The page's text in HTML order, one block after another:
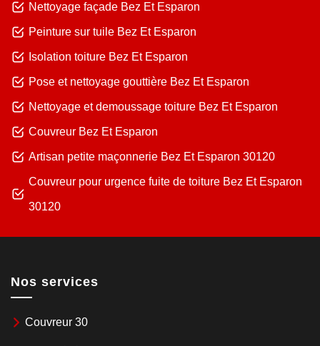
Nettoyage façade Bez Et Esparon
Peinture sur tuile Bez Et Esparon
Isolation toiture Bez Et Esparon
Pose et nettoyage gouttière Bez Et Esparon
Nettoyage et demoussage toiture Bez Et Esparon
Couvreur Bez Et Esparon
Artisan petite maçonnerie Bez Et Esparon 30120
Couvreur pour urgence fuite de toiture Bez Et Esparon
30120
Nos services
Couvreur 30